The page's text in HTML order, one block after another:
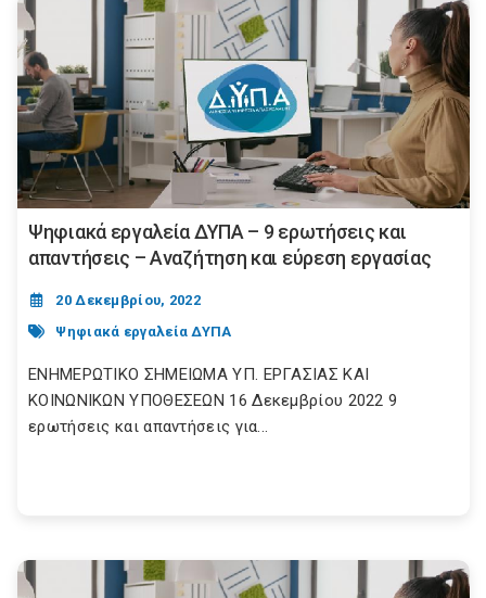
Ψηφιακά εργαλεία ΔΥΠΑ – 9 ερωτήσεις και
απαντήσεις – Αναζήτηση και εύρεση εργασίας
20 Δεκεμβρίου, 2022
Ψηφιακά εργαλεία ΔΥΠΑ
ΕΝΗΜΕΡΩΤΙΚΟ ΣΗΜΕΙΩΜΑ ΥΠ. ΕΡΓΑΣΙΑΣ ΚΑΙ
ΚΟΙΝΩΝΙΚΩΝ ΥΠΟΘΕΣΕΩΝ 16 Δεκεμβρίου 2022 9
ερωτήσεις και απαντήσεις για...